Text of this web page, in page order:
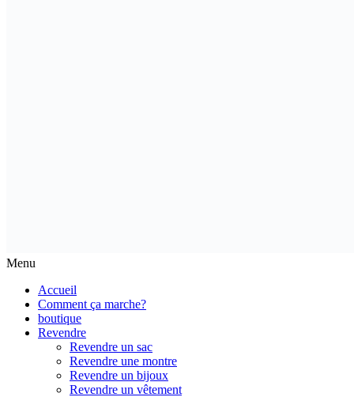
Menu
Accueil
Comment ça marche?
boutique
Revendre
Revendre un sac
Revendre une montre
Revendre un bijoux
Revendre un vêtement